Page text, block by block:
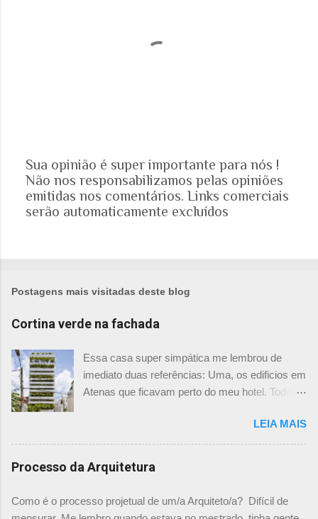
P
o
s
m
o
e
n
t
á
r
o
Sua opinião é super importante para nós !
Não nos responsabilizamos pelas opiniões
emitidas nos comentários. Links comerciais
serão automaticamente excluídos
Postagens mais visitadas deste blog
Cortina verde na fachada
Essa casa super simpática me lembrou de
imediato duas referências: Uma, os edificios em
Atenas que ficavam perto do meu hotel. Todos
ficassem tão simpáticos! Mas olhando com
mais foco, me veio a segunda referência. Na
verdade as fachadas da frente e fundos são
como segundas peles, floreiras que criam um
prédio. Justo como a casa do colega Oscar
LEIA MAIS
Processo da Arquitetura
Como é o processo projetual de um/a Arquiteto/a? Difícil de